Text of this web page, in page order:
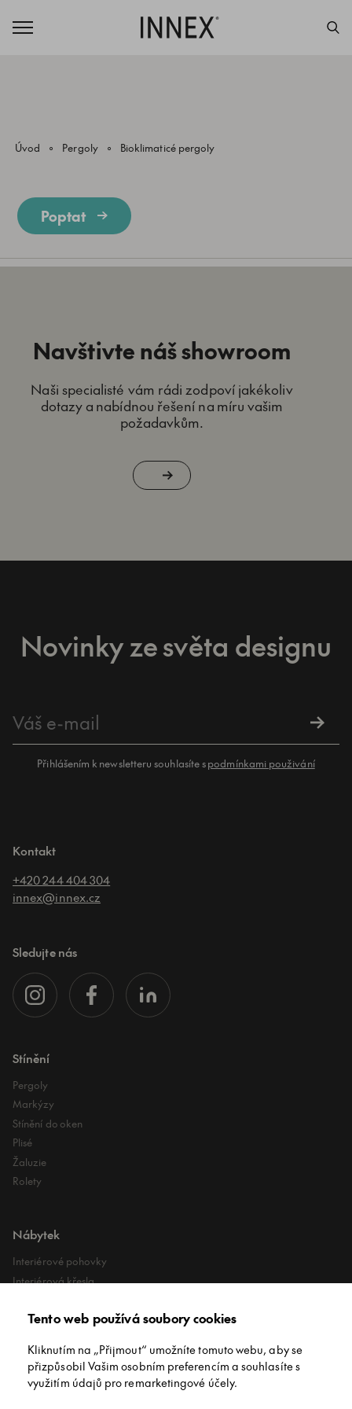
Úvod Pergoly Bioklimaticé pergoly
Poptat
Navštivte náš showroom
Naši specialisté vám rádi zodpoví jakékoliv
dotazy a nabídnou řešení na míru vašim
požadavkům.
Novinky ze světa designu
Přihlášením k newsletteru souhlasíte spodmínkami použivání
Kontakt
+420 244 404 304
innex@innex.cz
Sledujte nás
Stínění
Pergoly
Markýzy
Stínění do oken
Plisé
Žaluzie
Rolety
Nábytek
Interiérové pohovky
Interiérová křesla
Lehátka
Exteriérové pufy
Tento web používá soubory cookies
Kliknutím na „Přijmout“ umožníte tomuto webu, aby se
přizpůsobil Vašim osobním preferencím a souhlasíte s
využitím údajů pro remarketingové účely.